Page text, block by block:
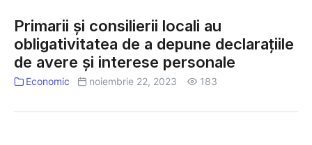
consilierii
locali
au
obligativitatea
a
Primarii și consilierii locali au
obligativitatea de a depune declarațiile
de avere și interese personale
Economic noiembrie 22, 2023 183